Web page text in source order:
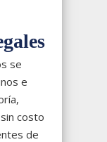
se
e
costo
de